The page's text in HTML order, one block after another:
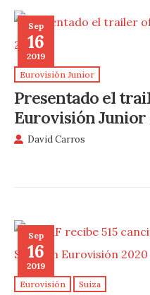
Sep
16
2019
Eurovisión Junior
Presentado el
Eurovisión Junior
David Carros
Sep
16
2019
Eurovisión
Suiza